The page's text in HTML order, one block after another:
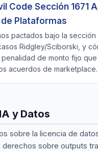
Code Sección 1671
Plataformas
pactados bajo la sección
Ridgley/Sciborski, y
de monto fijo que
acuerdos de marketplace.
y Datos
sobre la licencia de
sobre outputs